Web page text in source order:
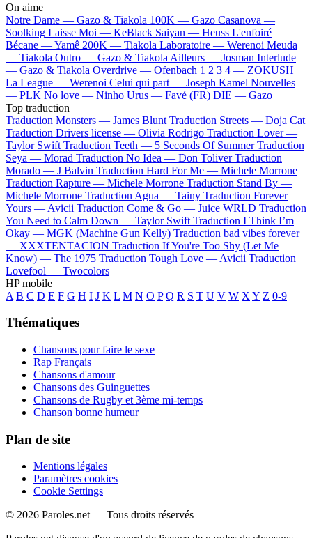
On aime
Notre Dame — Gazo & Tiakola 100K — Gazo Casanova —
Soolking Laisse Moi — KeBlack Saiyan — Heuss L'enfoiré
Bécane —Yamê 200K — Tiakola Laboratoire — Werenoi Meuda
— Tiakola Outro — Gazo & Tiakola Ailleurs — Josman Interlude
— Gazo & Tiakola Overdrive — Ofenbach 1 2 3 4 — ZOKUSH
La League — Werenoi Celui qui part — Joseph Kamel Nouvelles
— PLK No love — Ninho Urus — Favé (FR) DIE — Gazo
Top traduction
Traduction Monsters — James Blunt Traduction Streets — Doja Cat
Traduction Drivers license — Olivia Rodrigo Traduction Lover —
Taylor Swift Traduction Teeth — 5 Seconds Of Summer Traduction
Seya — Morad Traduction No Idea — Don Toliver Traduction
Morado — J Balvin Traduction Hard For Me — Michele Morrone
Traduction Rapture — Michele Morrone Traduction Stand By —
Michele Morrone Traduction Agua — Tainy Traduction Forever
Yours — Avicii Traduction Come & Go — Juice WRLD Traduction
You Need to Calm Down — Taylor Swift Traduction I Think I’m
Okay — MGK (Machine Gun Kelly) Traduction bad vibes forever
— XXXTENTACION Traduction If You're Too Shy (Let Me
Know) — The 1975 Traduction Tough Love — Avicii Traduction
Lovefool — Twocolors
HP mobile
A B C D E F G H I J K L M N O P Q R S T U V W X Y Z 0-9
Thématiques
Chansons pour faire le sexe
Rap Français
Chansons d'amour
Chansons des Guinguettes
Chansons de Rugby et 3ème mi-temps
Chanson bonne humeur
Plan de site
Mentions légales
Paramètres cookies
Cookie Settings
© 2026 Paroles.net — Tous droits réservés